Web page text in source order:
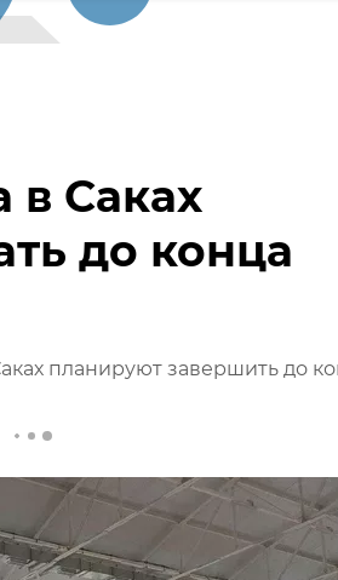
в Саках
до конца
планируют завершить до